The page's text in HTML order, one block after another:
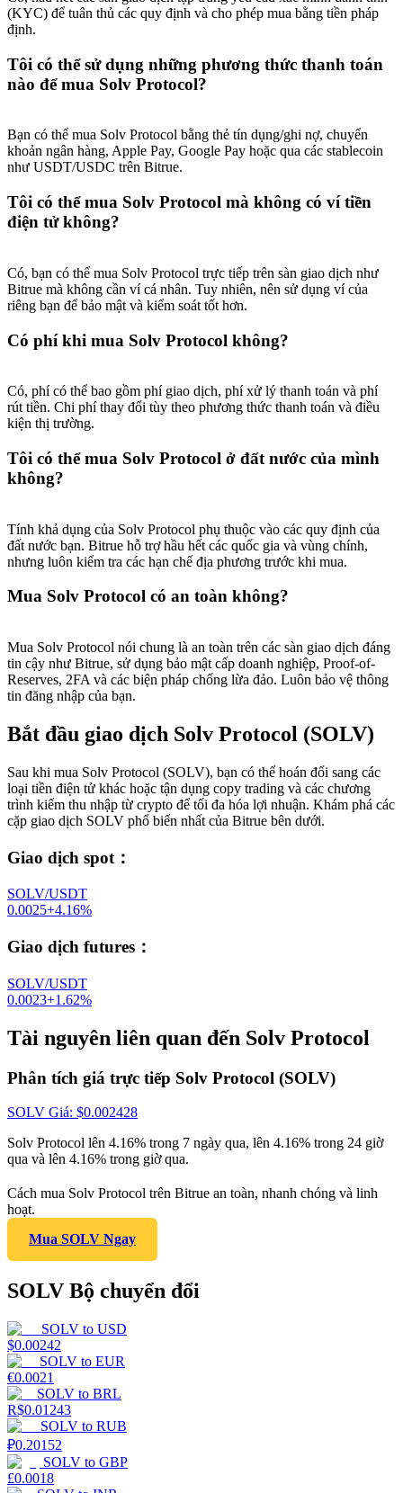
(KYC) để tuân thủ các quy định và cho phép mua bằng tiền pháp
định.
Tôi có thể sử dụng những phương thức thanh toán
nào để mua Solv Protocol?
Bạn có thể mua Solv Protocol bằng thẻ tín dụng/ghi nợ, chuyển
khoản ngân hàng, Apple Pay, Google Pay hoặc qua các stablecoin
như USDT/USDC trên Bitrue.
Tôi có thể mua Solv Protocol mà không có ví tiền
điện tử không?
Có, bạn có thể mua Solv Protocol trực tiếp trên sàn giao dịch như
Bitrue mà không cần ví cá nhân. Tuy nhiên, nên sử dụng ví của
riêng bạn để bảo mật và kiểm soát tốt hơn.
Có phí khi mua Solv Protocol không?
Có, phí có thể bao gồm phí giao dịch, phí xử lý thanh toán và phí
rút tiền. Chi phí thay đổi tùy theo phương thức thanh toán và điều
kiện thị trường.
Tôi có thể mua Solv Protocol ở đất nước của mình
không?
Tính khả dụng của Solv Protocol phụ thuộc vào các quy định của
đất nước bạn. Bitrue hỗ trợ hầu hết các quốc gia và vùng chính,
nhưng luôn kiểm tra các hạn chế địa phương trước khi mua.
Mua Solv Protocol có an toàn không?
Mua Solv Protocol nói chung là an toàn trên các sàn giao dịch đáng
tin cậy như Bitrue, sử dụng bảo mật cấp doanh nghiệp, Proof-of-
Reserves, 2FA và các biện pháp chống lừa đảo. Luôn bảo vệ thông
tin đăng nhập của bạn.
Bắt đầu giao dịch Solv Protocol (SOLV)
Sau khi mua Solv Protocol (SOLV), bạn có thể hoán đổi sang các
loại tiền điện tử khác hoặc tận dụng copy trading và các chương
trình kiếm thu nhập từ crypto để tối đa hóa lợi nhuận. Khám phá các
cặp giao dịch SOLV phổ biến nhất của Bitrue bên dưới.
Giao dịch spot ：
SOLV/USDT
0.0025+4.16%
Giao dịch futures ：
SOLV/USDT
0.0023+1.62%
Tài nguyên liên quan đến Solv Protocol
Phân tích giá trực tiếp Solv Protocol (SOLV)
SOLV Giá: $0.002428
Solv Protocol lên 4.16% trong 7 ngày qua, lên 4.16% trong 24 giờ
qua và lên 4.16% trong giờ qua.
Cách mua Solv Protocol trên Bitrue an toàn, nhanh chóng và linh
hoạt.
Mua SOLV Ngay
SOLV Bộ chuyển đổi
SOLV to USD
$0.00242
SOLV to EUR
€0.0021
SOLV to BRL
R$0.01243
SOLV to RUB
₽0.20152
SOLV to GBP
£0.0018